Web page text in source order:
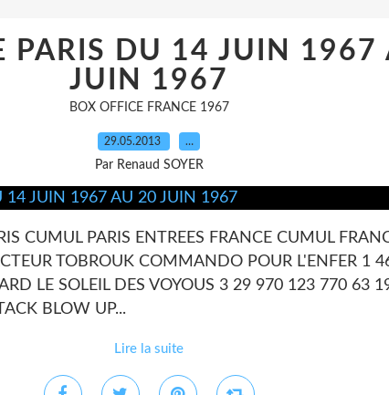
PARIS DU 14 JUIN 1967
JUIN 1967
BOX OFFICE FRANCE 1967
29.05.2013 …
Par Renaud SOYER
CUMUL PARIS ENTREES FRANCE CUMUL
TOBROUK COMMANDO POUR L'ENFER 1
LE SOLEIL DES VOYOUS 3 29 970 123 770 63
BLOW UP...
Lire la suite